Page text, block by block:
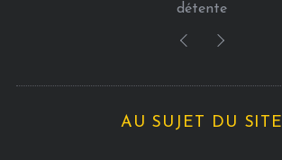
détente
AU SUJET DU SITE